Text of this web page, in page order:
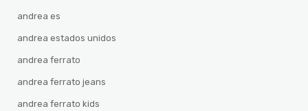
andrea es
andrea estados unidos
andrea ferrato
andrea ferrato jeans
andrea ferrato kids